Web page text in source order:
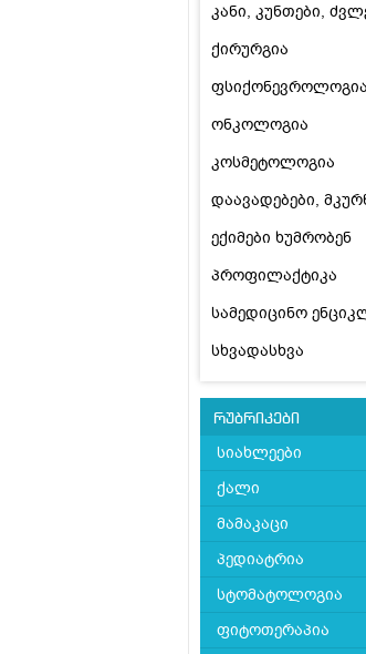
კანი, კუნთები,
ქირურგია
ფსიქონევროლოგია
ონკოლოგია
კოსმეტოლოგია
დაავადებები,
ექიმები ხუმრობენ
პროფილაქტიკა
სამედიცინო
სხვადასხვა
რუბრიკები
სიახლეები
ქალი
მამაკაცი
პედიატრია
სტომატოლოგია
ფიტოთერაპია